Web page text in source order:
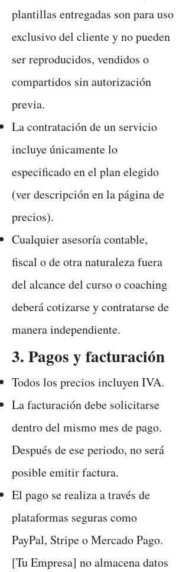
plantillas entregadas son para uso
exclusivo del cliente y no pueden
ser reproducidos, vendidos o
compartidos sin autorización
previa.
La contratación de un servicio
incluye únicamente lo
especificado en el plan elegido
(ver descripción en la página de
precios).
Cualquier asesoría contable,
fiscal o de otra naturaleza fuera
del alcance del curso o coaching
deberá cotizarse y contratarse de
manera independiente.
3. Pagos y facturación
Todos los precios incluyen IVA.
La facturación debe solicitarse
dentro del mismo mes de pago.
Después de ese periodo, no será
posible emitir factura.
El pago se realiza a través de
plataformas seguras como
PayPal, Stripe o Mercado Pago.
[Tu Empresa] no almacena datos